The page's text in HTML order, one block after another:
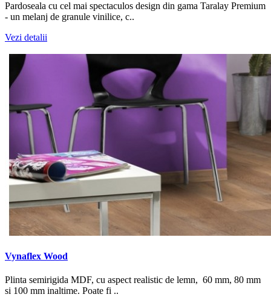
Pardoseala cu cel mai spectaculos design din gama Taralay Premium
- un melanj de granule vinilice, c..
Vezi detalii
Vynaflex Wood
Plinta semirigida MDF, cu aspect realistic de lemn, 60 mm, 80 mm
si 100 mm inaltime. Poate fi ..